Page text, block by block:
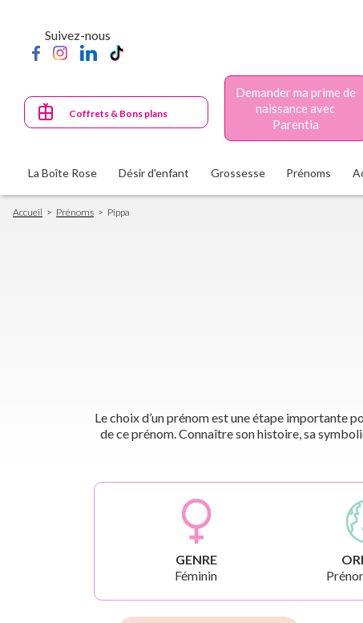
principal
Suivez-nous
Coffrets & Bons plans
Demander ma prime de
naissance avec
Parentia
La Boîte Rose Désir d'enfant Grossesse Prénoms
Fil
d'Ariane
Accueil Prénoms Pippa
Le choix d’un prénom est une étape importante
de ce prénom. Connaître son histoire, sa
GENRE
Féminin